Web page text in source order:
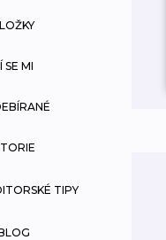
SE MI
TIPY